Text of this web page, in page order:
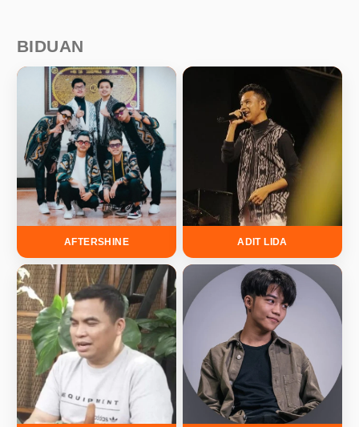
BIDUAN
AFTERSHINE ADIT LIDA